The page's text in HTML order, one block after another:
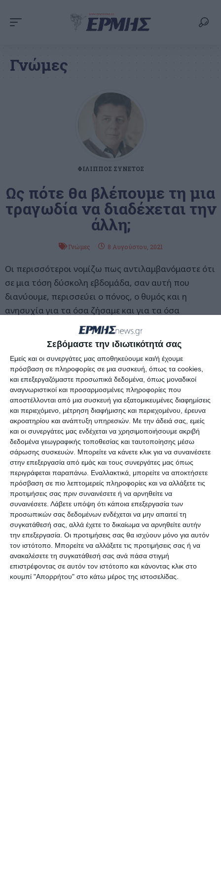
Σεβόμαστε την ιδιωτικότητά σας
Εμείς και οι συνεργάτες μας αποθηκεύουμε και/ή έχουμε
πρόσβαση σε πληροφορίες σε μια συσκευή, όπως τα cookies,
και επεξεργαζόμαστε προσωπικά δεδομένα, όπως μοναδικοί
αναγνωριστικοί και προσαρμοσμένες πληροφορίες που
αποστέλλονται από μια συσκευή για εξατομικευμένες διαφημίσεις
και περιεχόμενο, μέτρηση διαφήμισης και περιεχομένου, έρευνα
ακροατηρίου και ανάπτυξη υπηρεσιών. Με την άδειά σας, εμείς
και οι συνεργάτες μας ενδέχεται να χρησιμοποιήσουμε ακριβή
δεδομένα γεωγραφικής τοποθεσίας και ταυτοποίησης μέσω
σάρωσης συσκευών. Μπορείτε να κάνετε κλικ για να συναινέσετε
στην επεξεργασία από εμάς και τους συνεργάτες μας όπως
περιγράφεται παραπάνω. Εναλλακτικά, μπορείτε να αποκτήσετε
πρόσβαση σε πιο λεπτομερείς πληροφορίες και να αλλάξετε τις
προτιμήσεις σας πριν συναινέσετε ή να αρνηθείτε να
συναινέσετε. Λάβετε υπόψη ότι κάποια επεξεργασία των
προσωπικών σας δεδομένων ενδέχεται να μην απαιτεί τη
συγκατάθεσή σας, αλλά έχετε το δικαίωμα να αρνηθείτε αυτήν
την επεξεργασία. Οι προτιμήσεις σας θα ισχύουν μόνο για αυτόν
τον ιστότοπο. Μπορείτε να αλλάξετε τις προτιμήσεις σας ή να
ανακαλέσετε τη συγκατάθεσή σας ανά πάσα στιγμή
επιστρέφοντας σε αυτόν τον ιστότοπο και κάνοντας κλικ στο
κουμπί "Απορρήτου" στο κάτω μέρος της ιστοσελίδας.
Γνώμες
ΦΊΛΙΠΠΟΣ ΣΥΝΕΤΌΣ
Ως πότε θα βλέπουμε τη μια
τραγωδία να διαδέχεται την
άλλη;
Γνώμες 8 Αυγούστου, 2021
Οι περισσότεροι νομίζω πως αντιλαμβανόμαστε ότι
σε μια τόση δύσκολη εβδομάδα, σαν αυτή που
διανύουμε, περισσεύει ο πόνος, ο θυμός και η
ανησυχία για τα όσα ζήσαμε και για τα όσα
ενδέχεται να ζήσουμε μετά από αυτή την ανείπωτη
Υπάρχει απόλυτη κατανόηση για όσους επλήγησαν
και τους δικαιολογούμε ότι κι αν λένε, αυτή την
ώρα.
΄Ομως, όσοι δεν ανήκουμε στους πληγέντες και όσοι
ανησυχούμε ή προβληματιζόμαστε για το μέλλον
της πατρίδας μας, ας μην παρασυρόμαστε από
οτιδήποτε λέγεται και δεν αποδεικνύεται.
Ας προσπαθήσουμε να κρίνουμε και να συγκρίνουμε
με βάση μόνο τη λογική και ας έχουμε κατά νου, ότι
πολλοί είναι αυτοί που θα ήθελαν, ειδικά αυτή την
περίοδο, να μας προκαλέσουν σοβαρά προβλήματα.
Κανείς δεν είναι ευχαριστημένος από την
αντιμετώπιση των εκατοντάδων ύποπτων
πυρκαγιών, από το κράτος και την κυβέρνηση.
΄Ομως, αν δούμε την ουσία του προβλήματος με τις
πυρκαγιές – εμπρησμοί που εδώ και 50 χρόνια μας
ταλαιπωρούν, δεν θα αποφύγουμε τρεις